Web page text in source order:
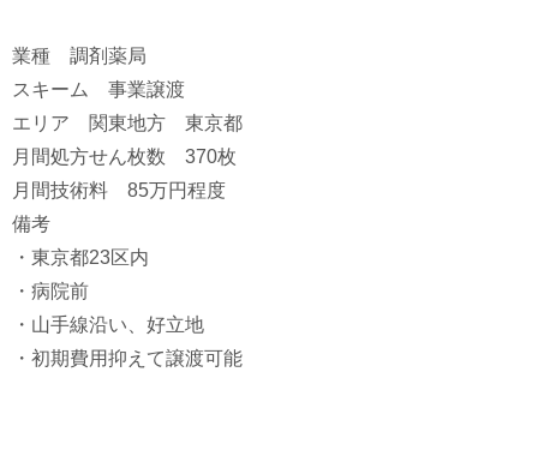
業種 調剤薬局
スキーム 事業譲渡
エリア 関東地方 東京都
月間処方せん枚数 370枚
月間技術料 85万円程度
備考
・東京都23区内
・病院前
・山手線沿い、好立地
・初期費用抑えて譲渡可能